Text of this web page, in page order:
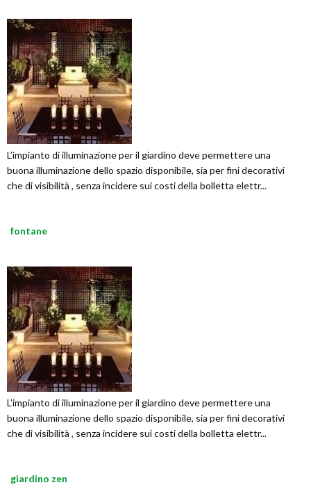
L’impianto di illuminazione per il giardino deve permettere una
buona illuminazione dello spazio disponibile, sia per fini decorativi
che di visibilità , senza incidere sui costi della bolletta elettr...
fontane
L’impianto di illuminazione per il giardino deve permettere una
buona illuminazione dello spazio disponibile, sia per fini decorativi
che di visibilità , senza incidere sui costi della bolletta elettr...
giardino zen